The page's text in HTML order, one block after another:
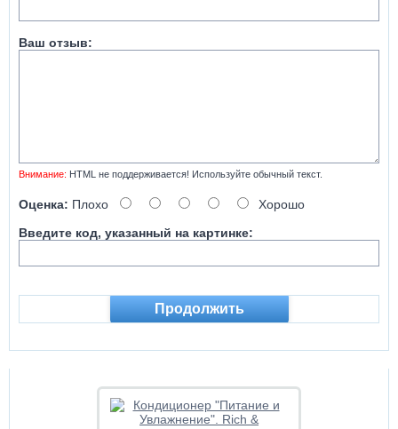
Ваш отзыв:
Внимание: HTML не поддерживается! Используйте обычный текст.
Оценка: Плохо
Хорошо
Введите код, указанный на картинке:
Продолжить